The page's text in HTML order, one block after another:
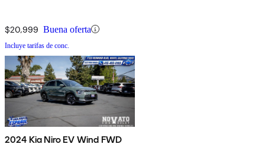
$20,999 Buena oferta
Incluye tarifas de conc.
2024 Kia Niro EV Wind FWD